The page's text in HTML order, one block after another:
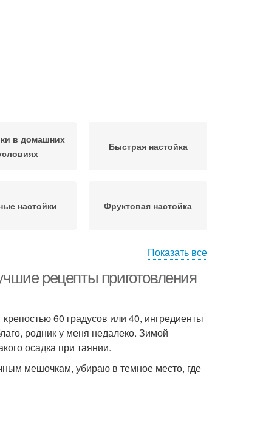
в домашних
Быстрая настойка
настойки Фруктовая настойка
Показать все
рецепты приготовления
60 градусов или 40, ингредиенты
родник у меня недалеко. Зимой
осадка при таянии.
мешочкам, убираю в темное место, где